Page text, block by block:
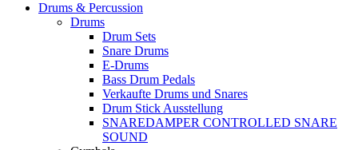
Drums & Percussion
Drums
Drum Sets
Snare Drums
E-Drums
Bass Drum Pedals
Verkaufte Drums und Snares
Drum Stick Ausstellung
SNAREDAMPER CONTROLLED SNARE
SOUND